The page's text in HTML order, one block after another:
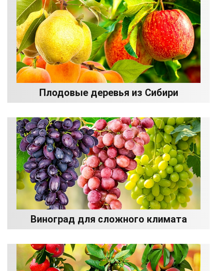
Плодовые деревья из Сибири
Виноград для сложного климата